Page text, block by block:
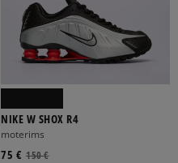
NIKE W SHOX R4
moterims
150 €
75 €